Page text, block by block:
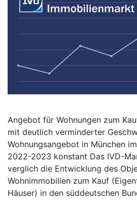
Angebot für Wohnungen zum
mit deutlich verminderter
Wohnungsangebot in München
2022-2023 konstant Das IVD-
verglich die Entwicklung des
Wohnimmobilien zum Kauf
Häuser) in den süddeutschen